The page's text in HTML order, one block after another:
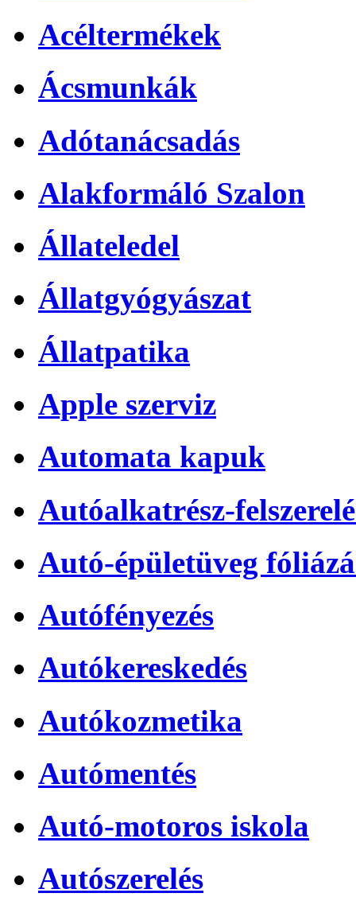
Acéltermékek
Ácsmunkák
Adótanácsadás
Alakformáló Szalon
Állateledel
Állatgyógyászat
Állatpatika
Apple szerviz
Automata kapuk
Autóalkatrész-
Autó-épületüveg
Autófényezés
Autókereskedés
Autókozmetika
Autómentés
Autó-motoros iskola
Autószerelés